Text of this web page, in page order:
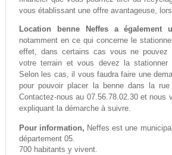
vous établissant une offre avantageuse,
Location benne Neffes a également
notamment en ce qui concerne le
effet, dans certains cas vous ne pouvez
votre terrain et vous devez la stationner
Selon les cas, il vous faudra faire une
pour pouvoir placer la benne dans la
Contactez-nous au 07.56.78.02.30 et nous
expliquant la démarche à suivre.
Pour information, Neffes est une
département 05.
700 habitants y vivent.